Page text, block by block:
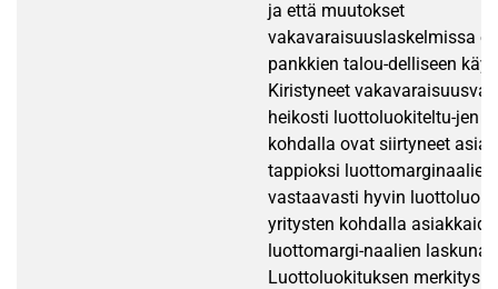
ja että muutokset
vakavaraisuuslaskelmissa
pankkien talou-delliseen
Kiristyneet
heikosti luottoluokiteltu-jen
kohdalla ovat siirtyneet
tappioksi luottomarginaalien
vastaavasti hyvin
yritysten kohdalla
luottomargi-naalien laskuna.
Luottoluokituksen merkitys